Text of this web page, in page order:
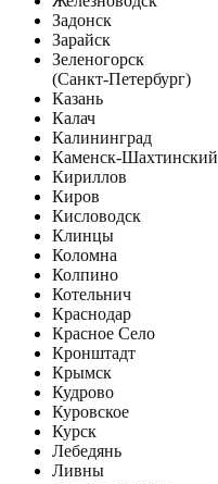
Задонск
Зарайск
Зеленогорск
(Санкт-Петербург)
Казань
Калач
Калининград
Каменск-Шахтинский
Кириллов
Киров
Кисловодск
Клинцы
Коломна
Колпино
Котельнич
Краснодар
Красное Село
Кронштадт
Крымск
Кудрово
Куровское
Курск
Лебедянь
Ливны